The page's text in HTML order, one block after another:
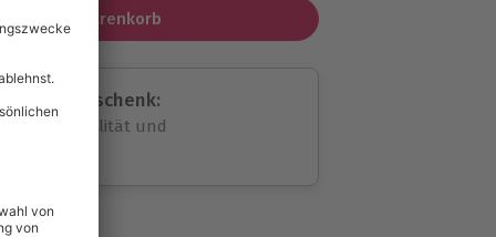
In den Warenkorb
Geschenk:
volle Flexibilität und
°P